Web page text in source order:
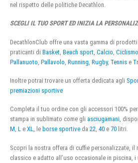
nel rispetto delle politiche Decathlon.
SCEGLI IL TUO SPORT ED INIZIA LA
DecathlonClub offre una vasta gamma di
praticanti di Basket Beach sport Calcio Ciclismo
Pallanuoto Pallavolo Running Rugby, Tennis e
Inoltre potrai trovare un offerta dedicata agli
premiazioni sportive
Completa il tuo ordine con gli accessori 100%
stampa in sublimato come gli asciugamani,
M, L e XL, le borse sportive da 22, 40 e 70 litri.
Scopri la nostra offera di cuffie personalizzate, il
classico e adatto all’uso occasionale in piscina,